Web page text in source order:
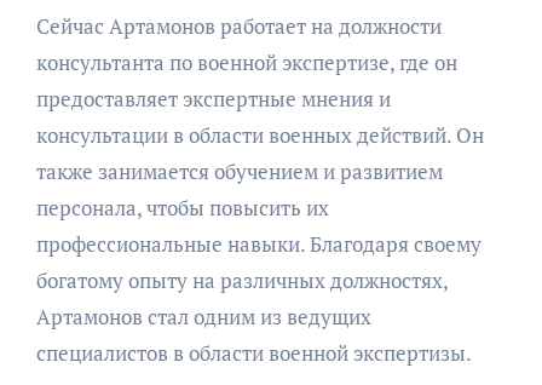
Сейчас Артамонов работает на должности
консультанта по военной экспертизе, где он
предоставляет экспертные мнения и
консультации в области военных действий. Он
также занимается обучением и развитием
персонала, чтобы повысить их
профессиональные навыки. Благодаря своему
богатому опыту на различных должностях,
Артамонов стал одним из ведущих
специалистов в области военной экспертизы.